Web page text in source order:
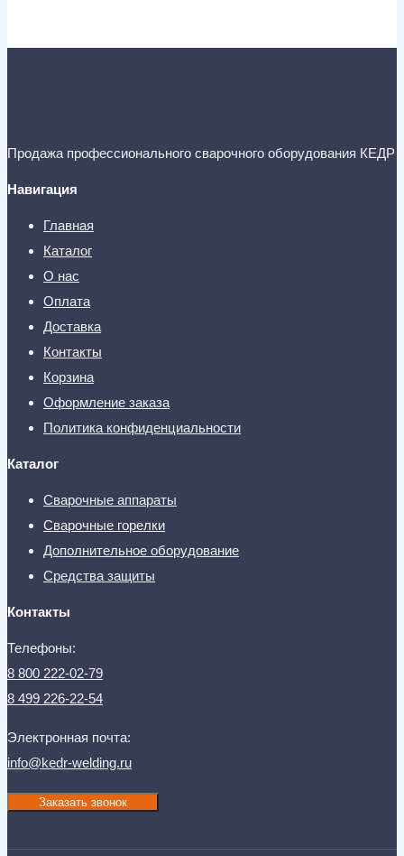
Продажа профессионального сварочного оборудования КЕДР
Навигация
Главная
Каталог
О нас
Оплата
Доставка
Контакты
Корзина
Оформление заказа
Политика конфиденциальности
Каталог
Сварочные аппараты
Сварочные горелки
Дополнительное оборудование
Средства защиты
Контакты
Телефоны:
8 800 222-02-79
8 499 226-22-54
Электронная почта:
info@kedr-welding.ru
Заказать звонок